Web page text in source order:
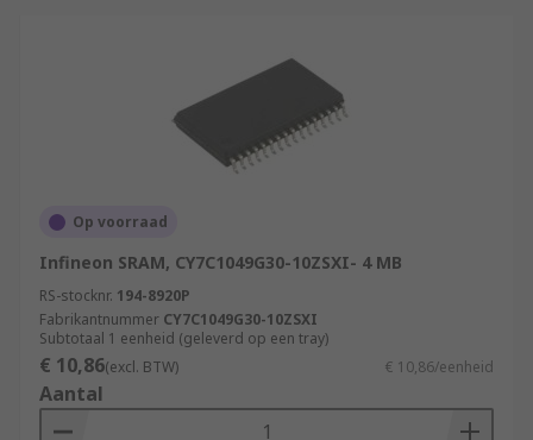
Op voorraad
Infineon SRAM, CY7C1049G30-10ZSXI- 4 MB
RS-stocknr. 194-8920P
Fabrikantnummer CY7C1049G30-10ZSXI
Subtotaal 1 eenheid (geleverd op een tray)
€ 10,86(excl. BTW) € 10,86/eenheid
Aantal